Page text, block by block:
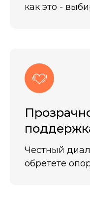
как это -
Честный
обретете